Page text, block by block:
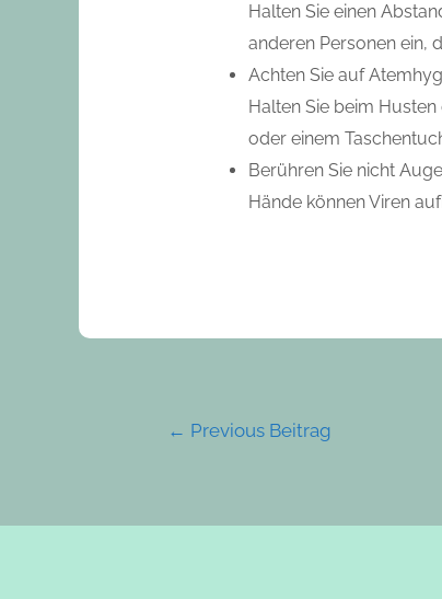
Halten Sie einen
anderen Personen ein,
Achten Sie auf
Halten Sie beim
oder einem
Berühren Sie nicht
Hände können Viren
← Previous Beitrag